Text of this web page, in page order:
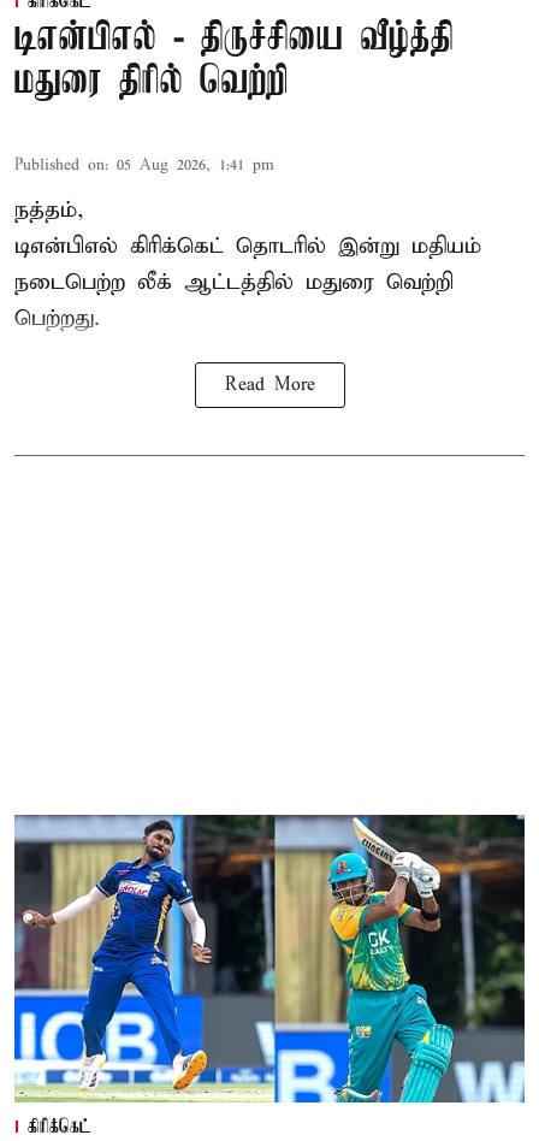
டிஎன்பிஎல் - திருச்சியை வீழ்த்தி
மதுரை திரில் வெற்றி
Published on: 05 Aug 2026, 1:41 pm
நத்தம்,
டிஎன்பிஎல் கிரிக்கெட் தொடரில் இன்று மதியம்
நடைபெற்ற லீக் ஆட்டத்தில் மதுரை வெற்றி
பெற்றது.
Read More
கிரிக்கெட்